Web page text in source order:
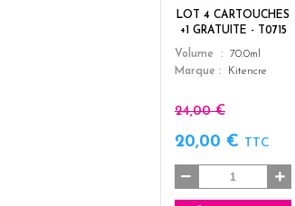
LOT 4 CARTOUCHES
+1 GRATUITE - T0715
Color
3
Volume
70.0ml
Marque
Kitencre
24,00 €
20,00 € TTC